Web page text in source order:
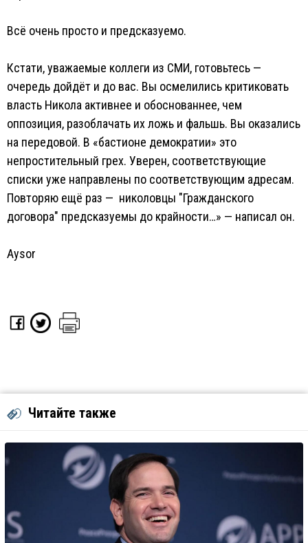
Всё очень просто и предсказуемо.
Кстати, уважаемые коллеги из СМИ, готовьтесь —
очередь дойдёт и до вас. Вы осмелились критиковать
власть Никола активнее и обоснованнее, чем
оппозиция, разоблачать их ложь и фальшь. Вы оказались
на передовой. В «бастионе демократии» это
непростительный грех. Уверен, соответствующие
списки уже направлены по соответствующим адресам.
Повторяю ещё раз — николовцы "Гражданского
договора" предсказуемы до крайности…» — написал он.
Aysor
Читайте также